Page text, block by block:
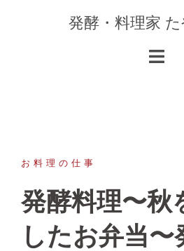
発酵・料理家
お料理の仕事
発酵料理〜秋
したお弁当〜